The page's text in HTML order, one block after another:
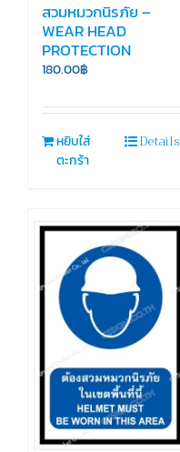
สวมหมวกนิรภัย –
WEAR HEAD
PROTECTION
180.00฿
หยิบใส่
ตะกร้า
Details